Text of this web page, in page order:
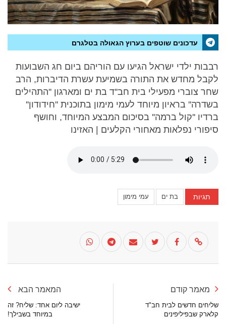
עדכונים שוטפים בערוץ הגאולה בטלגרם
רבבות ילדי ישראל הגיעו עם הוריהם ביום חג השבועות
לקבל מחדש את התורה בשמיעת עשרת הדיברות, הרב
שחר צוברי מפעילי בית חב''ד בת ים ומארגון ''התהילים
בשדרה'' בראיון מיוחד לעמי מימון בתוכנית ''חידודון''
ברדיו ''קול ברמה'' בסיכום המבצע המיוחד, וחושף
סיפורי נפלאות מאחורי הקלעים | האזינו
תגיות בת ים עמי מימון
מאמר קודם
שליחים חדשים לבית חב"ד
קלארק שבפיליפינים
המאמר הבא
ישיבה ליום אחד: שליח? זה
במיוחד בשבילך!